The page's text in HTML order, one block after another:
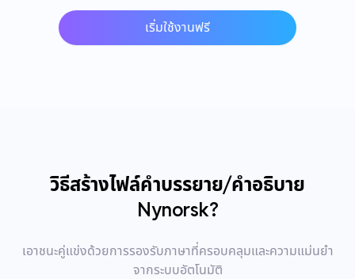
เริ่มใช้งานฟรี
วิธีสร้างไฟล์คำบรรยาย/คำอธิบาย
Nynorsk?
เอาชนะคู่แข่งด้วยการรองรับภาษาที่ครอบคลุมและความแม่นยำ
จากระบบอัตโนมัติ